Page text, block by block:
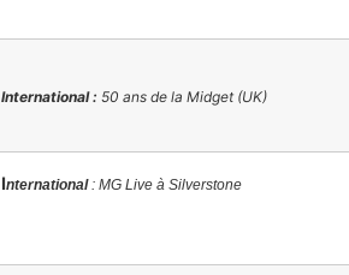
International : 50 ans de la Midget (UK)
International: MG Live à Silverstone